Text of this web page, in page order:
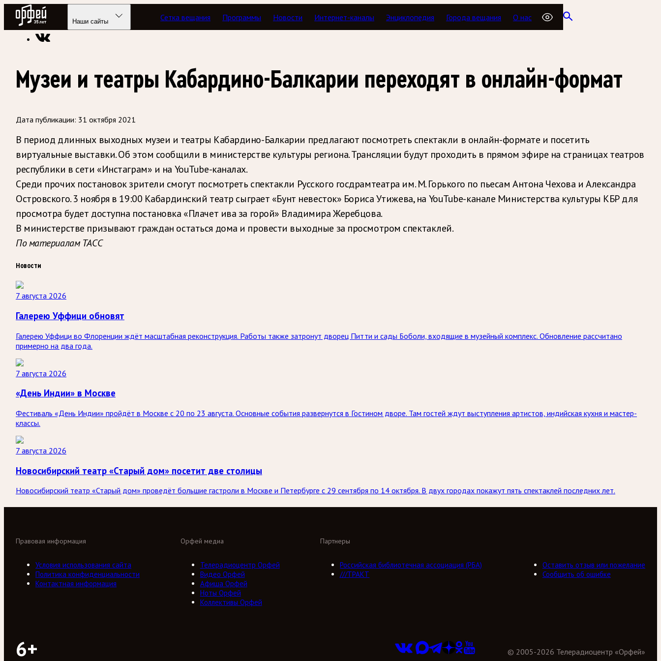
Радио Орфей
Наши сайты Сетка вещания Программы Новости Интернет-каналы Энциклопедия Города вещания О нас
Радио классической музыки «Орфей» Новости
Музеи и театры Кабардино-Балкарии переходят в онлайн-формат
Дата публикации: 31 октября 2021
В период длинных выходных музеи и театры Кабардино-Балкарии предлагают посмотреть спектакли в онлайн-формате и посетить
виртуальные выставки. Об этом сообщили в министерстве культуры региона. Трансляции будут проходить в прямом эфире на страницах театров
республики в сети «Инстаграм» и на YouTube-каналах.
Среди прочих постановок зрители смогут посмотреть спектакли Русского госдрамтеатра им. М. Горького по пьесам Антона Чехова и Александра
Островского. 3 ноября в 19:00 Кабардинский театр сыграет «Бунт невесток» Бориса Утижева, на YouTube-канале Министерства культуры КБР для
просмотра будет доступна постановка «Плачет ива за горой» Владимира Жеребцова.
В министерстве призывают граждан остаться дома и провести выходные за просмотром спектаклей.
По материалам ТАСС
Новости
7 августа 2026
Галерею Уффици обновят
Галерею Уффици во Флоренции ждёт масштабная реконструкция. Работы также затронут дворец Питти и сады Боболи, входящие в музейный комплекс. Обновление рассчитано
примерно на два года.
7 августа 2026
«День Индии» в Москве
Фестиваль «День Индии» пройдёт в Москве с 20 по 23 августа. Основные события развернутся в Гостином дворе. Там гостей ждут выступления артистов, индийская кухня и мастер-
классы.
7 августа 2026
Новосибирский театр «Старый дом» посетит две столицы
Новосибирский театр «Старый дом» проведёт большие гастроли в Москве и Петербурге с 29 сентября по 14 октября. В двух городах покажут пять спектаклей последних лет.
Орфей медиа
Телерадиоцентр Орфей
Видео Орфей
Афиша Орфей
Ноты Орфей
Коллективы Орфей
Партнеры
Российская библиотечная ассоциация (РБА)
///ТРАКТ
Правовая информация
Условия использования сайта
Политика конфиденциальности
Контактная информация
Оставить отзыв или пожелание
Сообщить об ошибке
6+ © 2005-2026 Телерадиоцентр «Орфей»